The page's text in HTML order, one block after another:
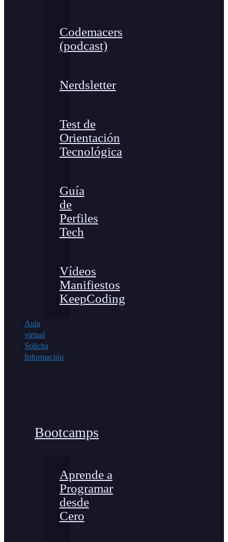
Codemacers
(podcast)
Nerdsletter
Test de
Orientación
Tecnológica
Guía
de
Perfiles
Tech
Vídeos
Manifiestos
KeepCoding
Aula
virtual
Solicita
Información
Bootcamps
Aprende a
Programar
desde
Cero